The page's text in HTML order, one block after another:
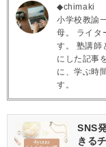
◆chimaki
小学校教諭
母。 ライタ
す。 塾講師
にした記事
に、学ぶ時
す。
SNS
きる